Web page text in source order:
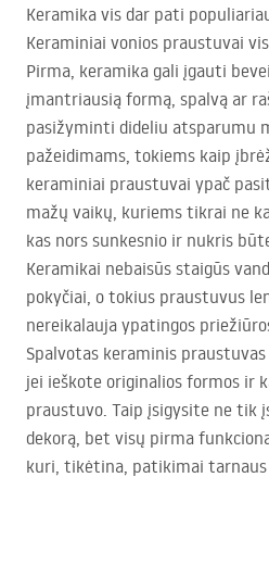
Keramika vis dar pati
Keraminiai vonios praustuvai
Pirma, keramika gali įgauti
įmantriausią formą, spalvą ar
pasižyminti dideliu atsparumu
pažeidimams, tokiems kaip
keraminiai praustuvai ypač
mažų vaikų, kuriems tikrai ne
kas nors sunkesnio ir nukris
Keramikai nebaisūs staigūs
pokyčiai, o tokius praustuvus
nereikalauja ypatingos
Spalvotas keraminis
jei ieškote originalios formos ir
praustuvo. Taip įsigysite ne tik
dekorą, bet visų pirma
kuri, tikėtina, patikimai tarnaus